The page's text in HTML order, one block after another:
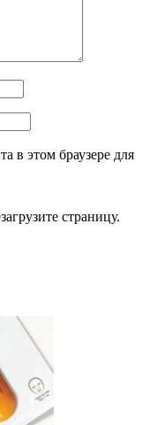
в этом браузере для
страницу.